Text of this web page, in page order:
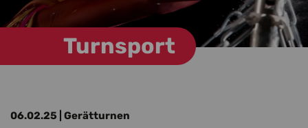
Turnsport
06.02.25 | Gerätturnen